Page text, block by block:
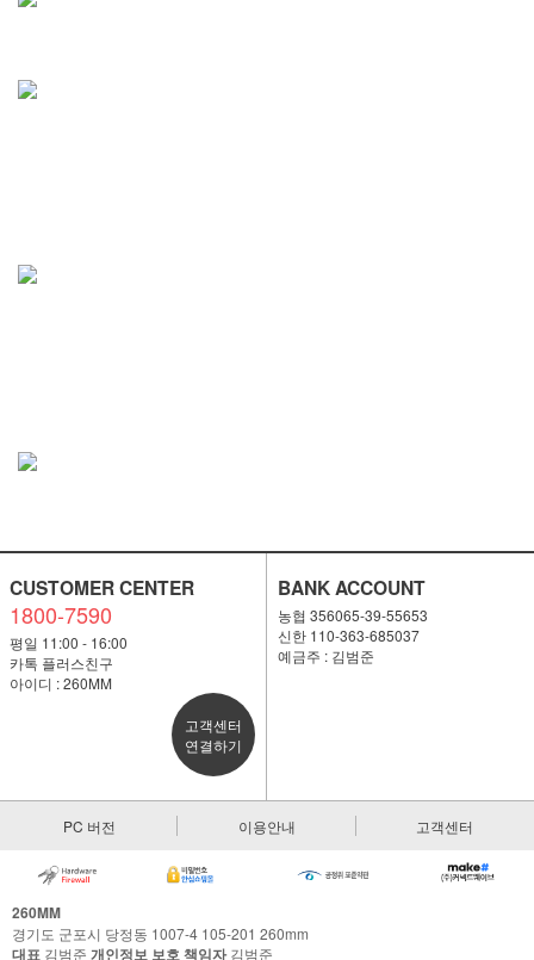
CUSTOMER CENTER
1800-7590
평일 11:00 - 16:00
카톡 플러스친구
아이디 : 260MM
고객센터
연결하기
BANK ACCOUNT
농협 356065-39-55653
신한 110-363-685037
예금주 : 김범준
PC 버전 이용안내 고객센터
260MM
경기도 군포시 당정동 1007-4 105-201 260mm
대표 김범준 개인정보 보호 책임자김범준